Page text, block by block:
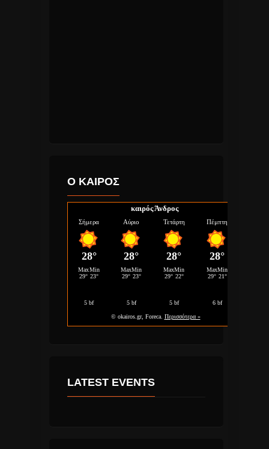
Ο ΚΑΙΡΟΣ
καιρός Άνδρος
LATEST EVENTS